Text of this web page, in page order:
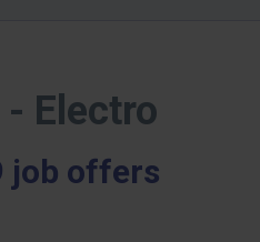
Electro
job offers